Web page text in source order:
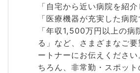
「自宅から近い病院を紹介
「医療機器が充実した病院
「年収1,500万円以上の病
る」など、さまざまなご
ートナーにお伝えくださ
ちろん、非常勤・スポッ